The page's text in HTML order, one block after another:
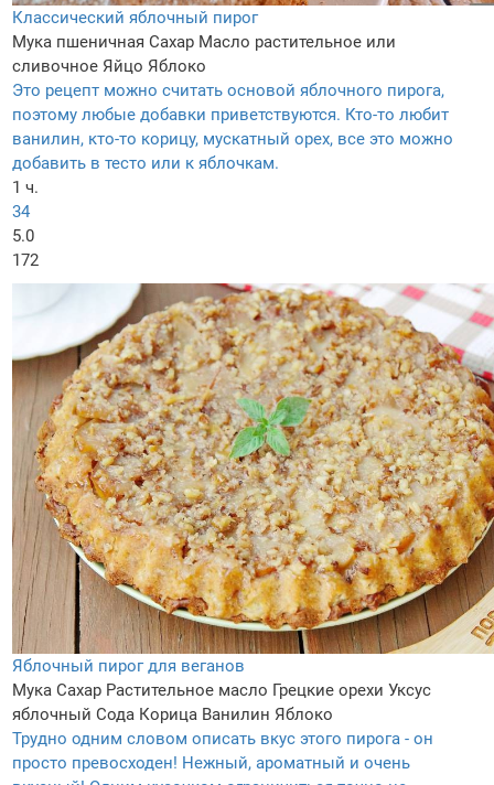
Классический яблочный пирог
Мука пшеничная Сахар Масло растительное или
сливочное Яйцо Яблоко
Это рецепт можно считать основой яблочного пирога,
поэтому любые добавки приветствуются. Кто-то любит
ванилин, кто-то корицу, мускатный орех, все это можно
добавить в тесто или к яблочкам.
1 ч.
34
5.0
172
Яблочный пирог для веганов
Мука Сахар Растительное масло Грецкие орехи Уксус
яблочный Сода Корица Ванилин Яблоко
Трудно одним словом описать вкус этого пирога - он
просто превосходен! Нежный, ароматный и очень